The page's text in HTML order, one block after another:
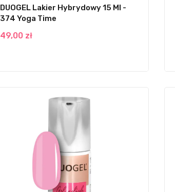
DUOGEL Lakier Hybrydowy 15 Ml -
374 Yoga Time
49,00 zł